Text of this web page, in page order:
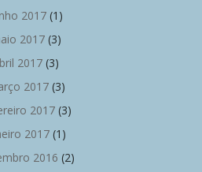
2017 (1)
2017 (3)
2017 (3)
2017(3)
2017(3)
2017 (1)
2016 (2)